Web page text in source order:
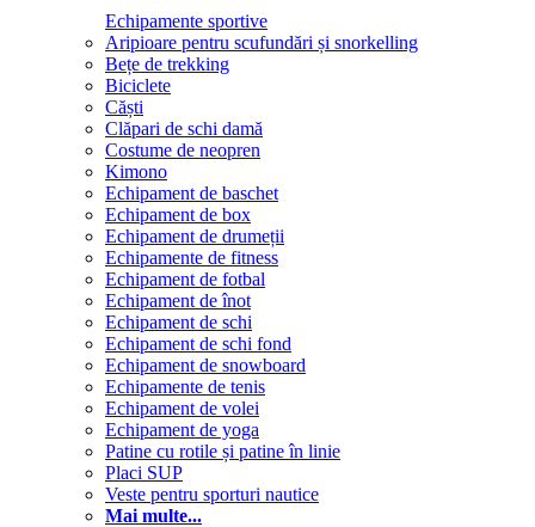
Echipamente sportive
Aripioare pentru scufundări și snorkelling
Bețe de trekking
Biciclete
Căști
Clăpari de schi damă
Costume de neopren
Kimono
Echipament de baschet
Echipament de box
Echipament de drumeții
Echipamente de fitness
Echipament de fotbal
Echipament de înot
Echipament de schi
Echipament de schi fond
Echipament de snowboard
Echipamente de tenis
Echipament de volei
Echipament de yoga
Patine cu rotile și patine în linie
Placi SUP
Veste pentru sporturi nautice
Mai multe...